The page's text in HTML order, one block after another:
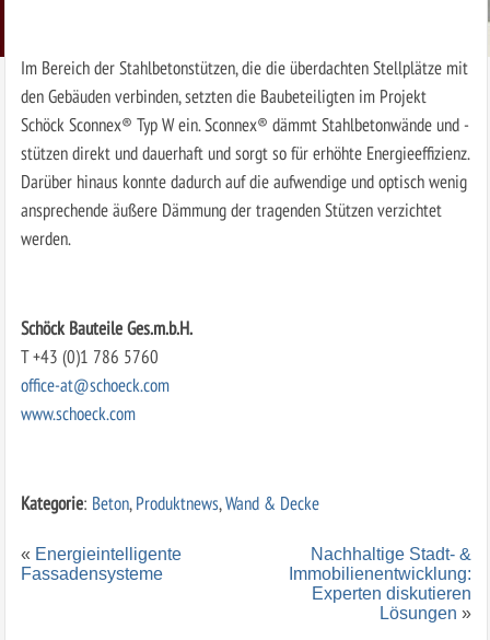
Im Bereich der Stahlbetonstützen, die die überdachten Stellplätze mit
den Gebäuden verbinden, setzten die Baubeteiligten im Projekt
Schöck Sconnex® Typ W ein. Sconnex® dämmt Stahlbetonwände und -
stützen direkt und dauerhaft und sorgt so für erhöhte Energieeffizienz.
Darüber hinaus konnte dadurch auf die aufwendige und optisch wenig
ansprechende äußere Dämmung der tragenden Stützen verzichtet
werden.
Schöck Bauteile Ges.m.b.H.
T +43 (0)1 786 5760
office-at@schoeck.com
www.schoeck.com
Kategorie: Beton,Produktnews,Wand & Decke
« Energieintelligente
Fassadensysteme
Nachhaltige Stadt- &
Immobilienentwicklung:
Experten diskutieren
Lösungen »